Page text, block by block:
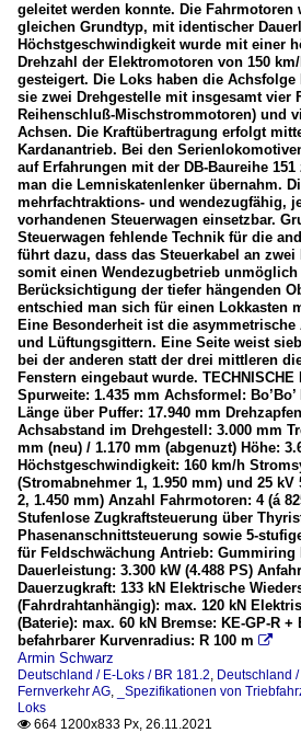
geleitet werden konnte. Die Fahrmotoren
gleichen Grundtyp, mit identischer
Höchstgeschwindigkeit wurde mit einer
Drehzahl der Elektromotoren von 150
gesteigert. Die Loks haben die
sie zwei Drehgestelle mit insgesamt vier
Reihenschluß-Mischstrommotoren) und
Achsen. Die Kraftübertragung erfolgt
Kardanantrieb. Bei den
auf Erfahrungen mit der DB-Baureihe
man die Lemniskatenlenker übernahm.
mehrfachtraktions- und wendezugfähig,
vorhandenen Steuerwagen einsetzbar.
Steuerwagen fehlende Technik für die
führt dazu, dass das Steuerkabel an
somit einen Wendezugbetrieb unmöglich
Berücksichtigung der tiefer hängenden
entschied man sich für einen Lokkasten
Eine Besonderheit ist die
und Lüftungsgittern. Eine Seite weist
bei der anderen statt der drei mittleren
Fenstern eingebaut wurde. TECHNISCHE
Spurweite: 1.435 mm Achsformel:
Länge über Puffer: 17.940 mm
Achsabstand im Drehgestell: 3.000 mm
mm (neu) / 1.170 mm (abgenuzt) Höhe:
Höchstgeschwindigkeit: 160 km/h
(Stromabnehmer 1, 1.950 mm) und 25 kV
2, 1.450 mm) Anzahl Fahrmotoren: 4 (á
Stufenlose Zugkraftsteuerung über
Phasenanschnittsteuerung sowie 5-
für Feldschwächung Antrieb: Gummiring
Dauerleistung: 3.300 kW (4.488 PS)
Dauerzugkraft: 133 kN Elektrische
(Fahrdrahtanhängig): max. 120 kN
(Baterie): max. 60 kN Bremse: KE-GP-R
befahrbarer Kurvenradius: R 100 m 
Armin Schwarz
Deutschland / E-Loks / BR 181.2, Deutschland
Fernverkehr AG,
_Spezifikationen von
Loks
 664 1200x833 Px, 26.11.2021